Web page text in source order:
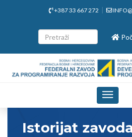
+387 33 667 272
Toggle
Istorijat